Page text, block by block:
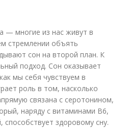
— многие из нас живут в
стремлении объять
сон на второй план. К
подход. Сон оказывает
мы себя чувствуем в
роль в том, насколько
связана с серотонином,
наряду с витаминами B6,
здоровому сну.